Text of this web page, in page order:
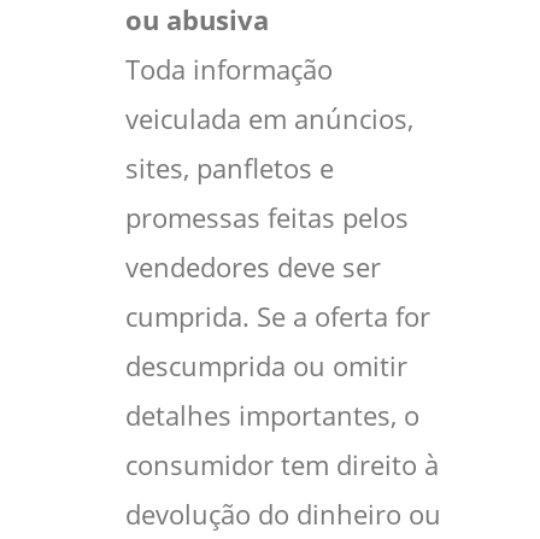
ou abusiva
Toda informação
veiculada em anúncios,
sites, panfletos e
promessas feitas pelos
vendedores deve ser
cumprida. Se a oferta for
descumprida ou omitir
detalhes importantes, o
consumidor tem direito à
devolução do dinheiro ou